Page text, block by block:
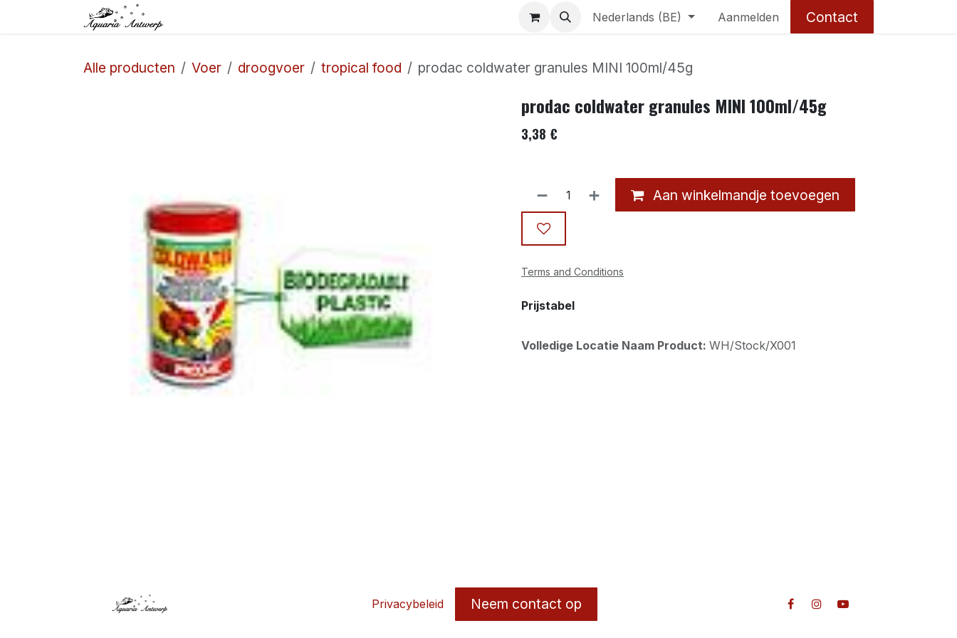
Overslaan naar inhoud Nederlands (BE) Aanmelden Contact
Alle producten Voer droogvoer tropical food prodac coldwater granules MINI 100ml/45g
prodac coldwater granules MINI 100ml/45g
3,38 €
Aan winkelmandje toevoegen
Terms and Conditions
Prijstabel
Volledige Locatie Naam Product: WH/Stock/X001
Privacybeleid Neem contact op